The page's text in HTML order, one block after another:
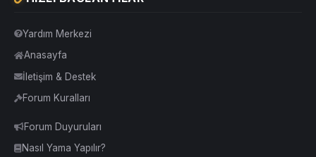
Yardım Merkezi
Anasayfa
İletişim & Destek
Forum Kuralları
Forum Duyuruları
Nasıl Yama Yapılır?